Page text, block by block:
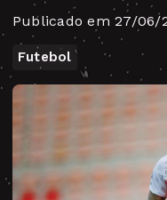
Publicado em 27/06/
Futebol